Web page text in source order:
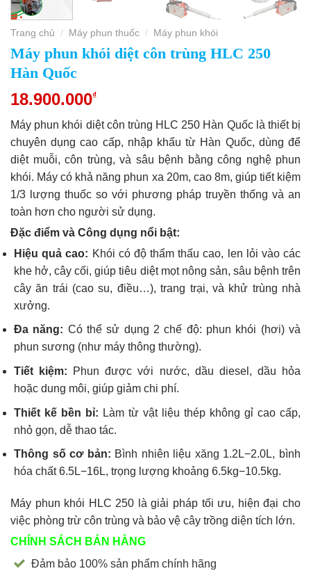
Trang chủ / Máy phun thuốc / Máy phun khói
Máy phun khói diệt côn trùng HLC 250
Hàn Quốc
18.900.000₫
Máy phun khói diệt côn trùng HLC 250 Hàn Quốc là thiết bị
chuyên dụng cao cấp, nhập khẩu từ Hàn Quốc, dùng để
diệt muỗi, côn trùng, và sâu bệnh bằng công nghệ phun
khói. Máy có khả năng phun xa 20m, cao 8m, giúp tiết kiệm
1/3 lượng thuốc so với phương pháp truyền thống và an
toàn hơn cho người sử dụng.
Đặc điểm và Công dụng nổi bật:
Hiệu quả cao: Khói có độ thẩm thấu cao, len lỏi vào các
khe hở, cây cối, giúp tiêu diệt mọt nông sản, sâu bệnh trên
cây ăn trái (cao su, điều…), trang trại, và khử trùng nhà
xưởng.
Đa năng: Có thể sử dụng 2 chế độ: phun khói (hơi) và
phun sương (như máy thông thường).
Tiết kiệm: Phun được với nước, dầu diesel, dầu hỏa
hoặc dung môi, giúp giảm chi phí.
Thiết kế bền bỉ: Làm từ vật liệu thép không gỉ cao cấp,
nhỏ gọn, dễ thao tác.
Thông số cơ bản: Bình nhiên liệu xăng 1.2L−2.0L, bình
hóa chất 6.5L−16L, trọng lượng khoảng 6.5kg−10.5kg.
Máy phun khói HLC 250 là giải pháp tối ưu, hiện đại cho
việc phòng trừ côn trùng và bảo vệ cây trồng diện tích lớn.
CHÍNH SÁCH BÁN HÀNG
Đảm bảo 100% sản phẩm chính hãng